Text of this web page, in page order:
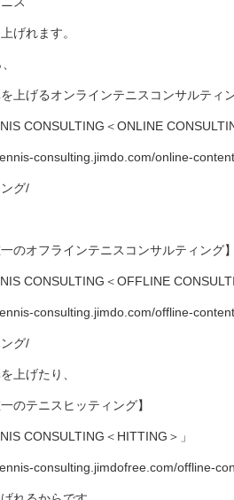
げれます。
を上げるオンラインテニスコンサルティン
CONSULTING＜ONLINE
consulting.jimdo.com/online-
グ/
一のオフラインテニスコンサルティング】
CONSULTING＜OFFLINE
consulting.jimdo.com/offline-
グ/
上げたり、
一のテニスヒッティング】
CONSULTING＜HITTING＞」
consulting.jimdofree.com/offline-